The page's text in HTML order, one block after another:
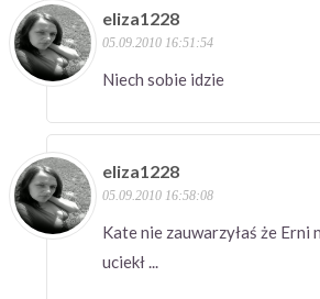
eliza1228
05.09.2010 16:51:54
Niech sobie idzie
eliza1228
05.09.2010 16:58:08
Kate nie zauwarzyłaś że Erni
uciekł ...